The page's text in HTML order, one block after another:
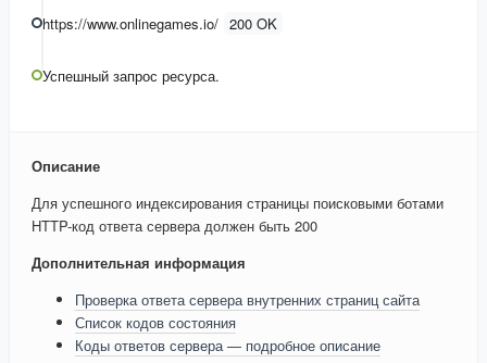
https://www.onlinegames.io/ 200 OK
Успешный запрос ресурса.
Описание
Для успешного индексирования страницы поисковыми ботами
HTTP-код ответа сервера должен быть 200
Дополнительная информация
Проверка ответа сервера внутренних страниц сайта
Список кодов состояния
Коды ответов сервера — подробное описание